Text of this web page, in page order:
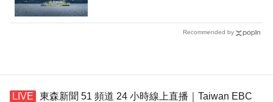
Recommended by
東森新聞 51 頻道 24 小時線上直播｜Taiwan EBC